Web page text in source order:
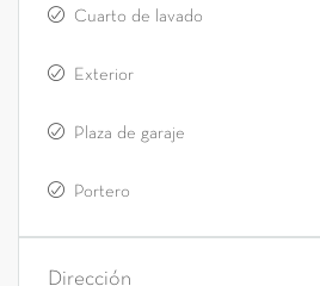
Cuarto de lavado
Exterior
Plaza de garaje
Portero
Dirección